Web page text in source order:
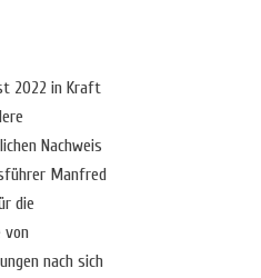
2022 in Kraft
Nachweis
Manfred
die
von
nach sich